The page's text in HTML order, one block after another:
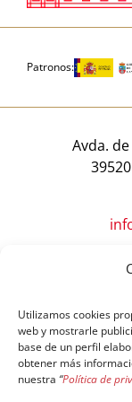
Utilizamos cookies
web y mostrarle
base de un perfil
obtener más
nuestra “Política de
Patronos:
Avda.